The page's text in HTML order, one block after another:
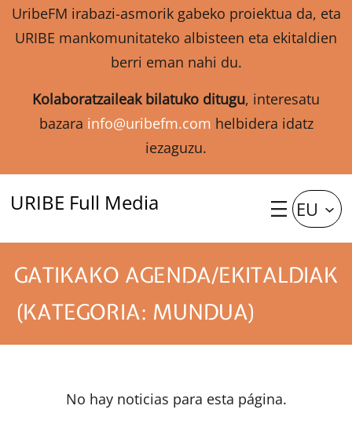
UribeFM irabazi-asmorik gabeko proiektua da, eta
URIBE mankomunitateko albisteen eta ekitaldien
berri eman nahi du.
Kolaboratzaileak bilatuko ditugu, interesatu
bazara info@uribefm.com helbidera idatz
iezaguzu.
URIBE Full Media EU
GATIKAKO AGENDA/EKITALDIAK
(KATEGORIA: MUNDUA)
No hay noticias para esta página.